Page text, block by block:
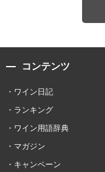
コンテンツ
ワイン日記
ランキング
ワイン用語辞典
マガジン
キャンペーン